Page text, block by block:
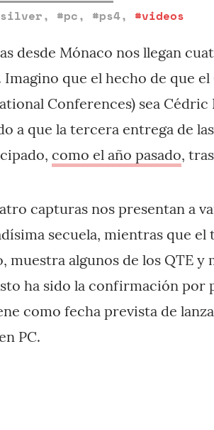
silver, #pc, #ps4, #videos
desde Mónaco nos llegan
que el hecho de que el
Conferences) sea
a que la tercera entrega de
como el año pasado,
capturas nos presentan a
secuela, mientras que
muestra algunos de los QTE
ha sido la confirmación por
como fecha prevista de
PC.